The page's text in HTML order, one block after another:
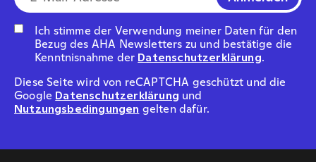
Ich stimme der Verwendung meiner Daten für den
Bezug des AHA Newsletters zu und bestätige die
Kenntnisnahme der Datenschutzerklärung.
Diese Seite wird von reCAPTCHA geschützt und die
Google Datenschutzerklärung und
Nutzungsbedingungen gelten dafür.